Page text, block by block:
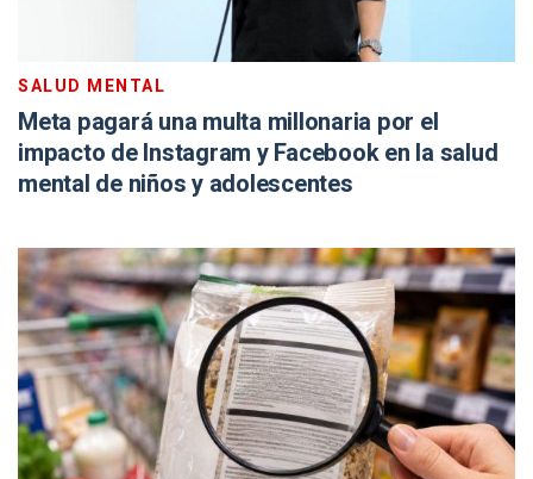
SALUD MENTAL
Meta pagará una multa millonaria por el
impacto de Instagram y Facebook en la salud
mental de niños y adolescentes